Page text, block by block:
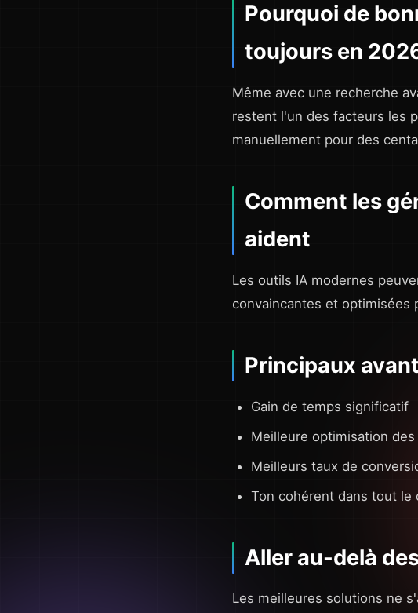
Pourquoi de
toujours en
Même avec une recherche
restent l'un des facteurs les
manuellement pour des
Comment les
aident
Les outils IA modernes
convaincantes et optimisées
Principaux
Gain de temps significatif
Meilleure optimisation
Meilleurs taux de
Ton cohérent dans tout le
Aller au-delà
Les meilleures solutions ne